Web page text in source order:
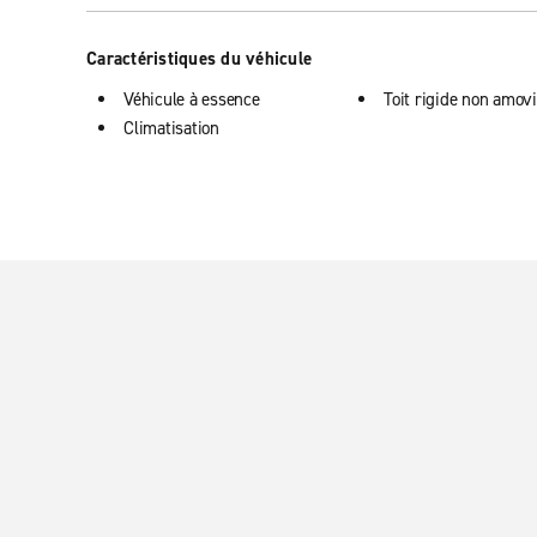
Caractéristiques du véhicule
Véhicule à essence
Climatisation
Toit rigide non